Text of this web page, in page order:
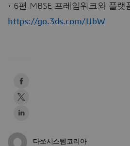
• 6편 MBSE 프레임워크와 플랫
https://go.3ds.com/UbW
다쏘시스템코리아